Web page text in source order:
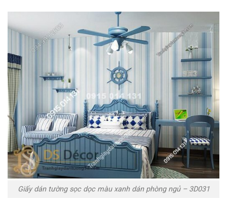
Giấy dán tường sọc dọc màu xanh dán phòng ngủ – 3D031